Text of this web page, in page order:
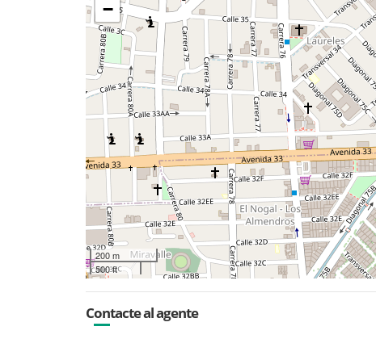
−
200 m
500 ft
Contacte al agente